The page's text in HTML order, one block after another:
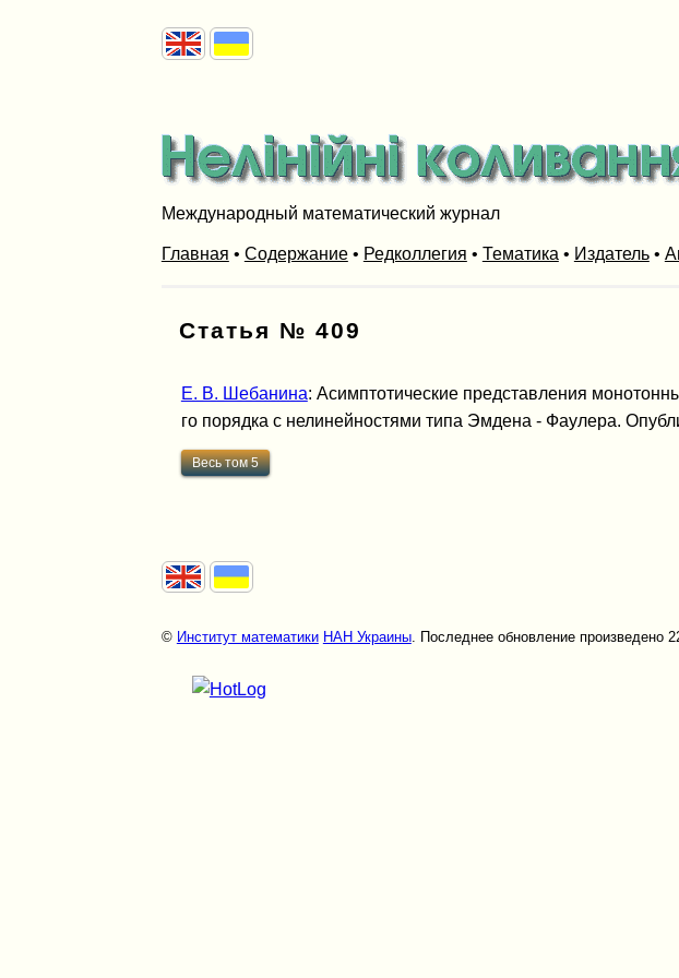
Международный математический журнал
Главная • Содержание• Редколлегия • Тематика • Издатель•
Статья № 409
Е. В. Шебанина: Асимптотические представления
го порядка с нелинейностями типа Эмдена - Фаулера.
Весь том 5
© Институт математики НАН Украины. Последнее обновление произведено